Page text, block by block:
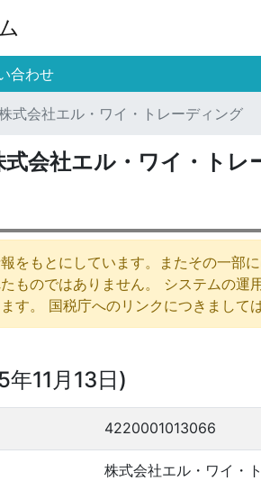
合わせ
式会社エル・ワイ・トレーディング
式会社エル・ワイ・トレ
をもとにしています。またその一部
ものではありません。 システムの
す。 国税庁へのリンクにつきまして
11月13日)
4220001013066
株式会社エル・ワイ・